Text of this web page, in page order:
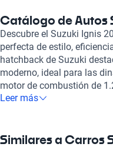
Catálogo de Autos
Descubre el Suzuki Ignis
perfecta de estilo,
hatchback de Suzuki
moderno, ideal para las
motor de combustión de
una potencia máxima de
combustible combinado
Leer más
Similares a Carros